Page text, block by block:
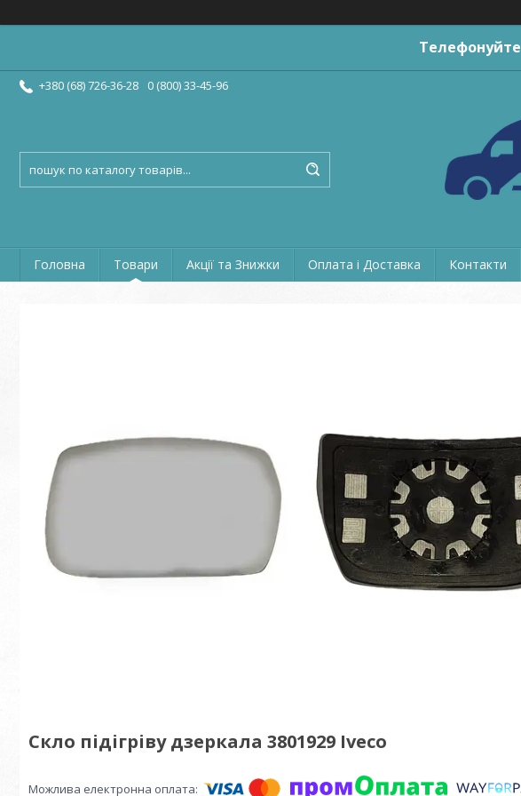
Телефонуйте
+380 (68) 726-36-28 0 (800) 33-45-96
Головна Товари Акції та Знижки Оплата і Доставка Контакти
Скло підігріву дзеркала 3801929 Iveco